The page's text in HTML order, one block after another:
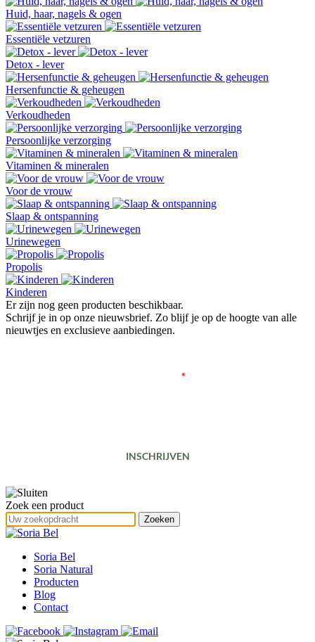
Huid, haar, nagels & ogen
Essentiële vetzuren
Detox - lever
Hersenfunctie & geheugen
Verkoudheden
Persoonlijke verzorging
Vitaminen & mineralen
Voor de vrouw
Slaap & ontspanning
Urinewegen
Propolis
Kinderen
Er zijn nog geen producten beschikbaar.
Schrijf je in op onze nieuwsbrief. Zo blijf je op de hoogte van alle
nieuwtjes en exclusieve aanbiedingen.
*
INSCHRIJVEN
Zoek een product
Soria Bel
Soria Natural
Producten
Blog
Contact